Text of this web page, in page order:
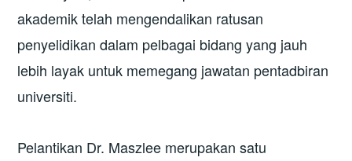
akademik telah mengendalikan ratusan
penyelidikan dalam pelbagai bidang yang jauh
lebih layak untuk memegang jawatan pentadbiran
universiti.
Pelantikan Dr. Maszlee merupakan satu